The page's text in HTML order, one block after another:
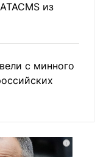
из
с минного